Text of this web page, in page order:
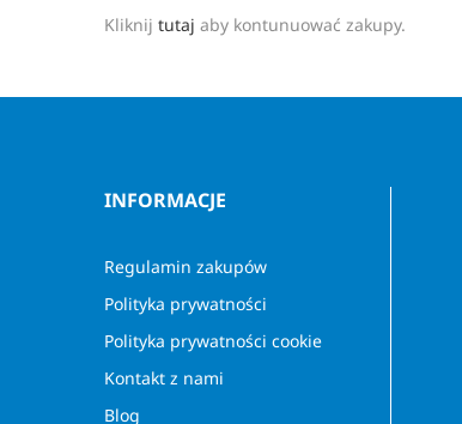
Kliknij tutaj aby kontunuować zakupy.
INFORMACJE
Regulamin zakupów
Polityka prywatności
Polityka prywatności cookie
Kontakt z nami
Blog